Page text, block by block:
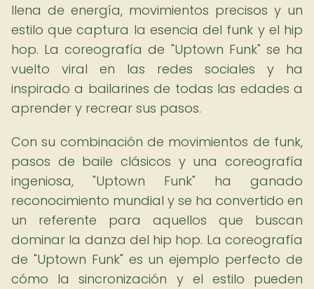
llena de energía, movimientos precisos y un
estilo que captura la esencia del funk y el hip
hop. La coreografía de "Uptown Funk" se ha
vuelto viral en las redes sociales y ha
inspirado a bailarines de todas las edades a
aprender y recrear sus pasos.
Con su combinación de movimientos de funk,
pasos de baile clásicos y una coreografía
ingeniosa, "Uptown Funk" ha ganado
reconocimiento mundial y se ha convertido en
un referente para aquellos que buscan
dominar la danza del hip hop. La coreografía
de "Uptown Funk" es un ejemplo perfecto de
cómo la sincronización y el estilo pueden